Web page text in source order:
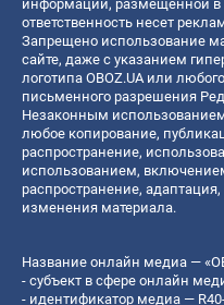
информации, размещенной в
ответственность несет
Запрещено использование
сайте, даже с указанием
логотипа OBOZ.UA или
письменного разрешения
Незаконным
любое копирование,
распространение,
использованием,
распространение,
изменения материала.
Название онлайн медиа —
- субъект в сфере онлайн
- идентификатор медиа —